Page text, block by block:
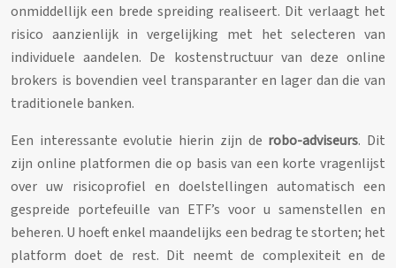
onmiddellijk een brede spreiding realiseert. Dit verlaagt het
risico aanzienlijk in vergelijking met het selecteren van
individuele aandelen. De kostenstructuur van deze online
brokers is bovendien veel transparanter en lager dan die van
traditionele banken.
Een interessante evolutie hierin zijn de robo-adviseurs. Dit
zijn online platformen die op basis van een korte vragenlijst
over uw risicoprofiel en doelstellingen automatisch een
gespreide portefeuille van ETF’s voor u samenstellen en
beheren. U hoeft enkel maandelijks een bedrag te storten; het
platform doet de rest. Dit neemt de complexiteit en de